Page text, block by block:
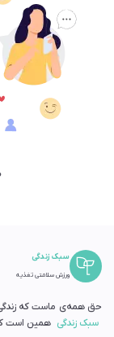
سبک زندگی
ورزش سلامتی تغذیه
حق همه‌ی ماست که
سبک زندگی همین است